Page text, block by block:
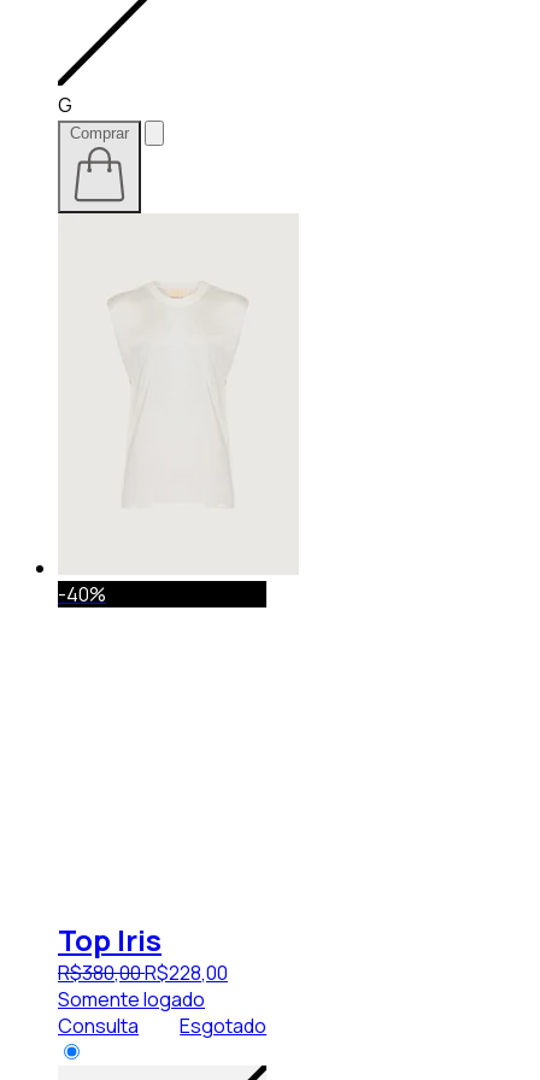
G
Comprar
-40%
Top Iris
R$380,00R$228,00
Somente logado
Consulta
Esgotado